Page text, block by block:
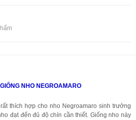
NHO NEGROAMARO
thích hợp cho nho Negroamaro sinh trưởng
đạt đến đủ độ chín cần thiết. Giống nho này